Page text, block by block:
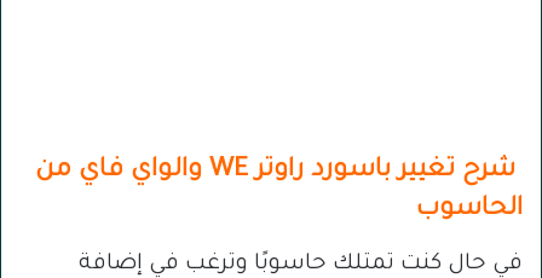
شرح تغيير باسورد راوتر WE والواي فاي من
الحاسوب
في حال كنت تمتلك حاسوبًا وترغب في إضافة